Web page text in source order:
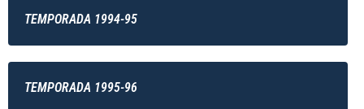
TEMPORADA 1994-95
TEMPORADA 1995-96